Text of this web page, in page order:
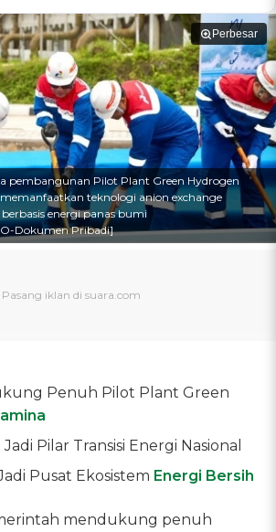
Perbesar
pembangunan Pilot Plant Green Hydrogen
teknologi anion exchange
energi panas bumi
Dokumen Pribadi]
Penuh Pilot Plant Green
Jadi Pilar Transisi Energi Nasional
Pusat Ekosistem Energi Bersih
mendukung penuh